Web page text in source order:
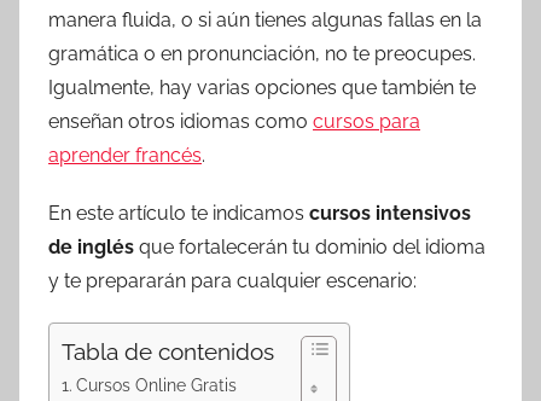
manera fluida, o si aún tienes algunas fallas en la
gramática o en pronunciación, no te preocupes.
Igualmente, hay varias opciones que también te
enseñan otros idiomas como cursos para
aprender francés.
En este artículo te indicamos cursos intensivos
de inglés que fortalecerán tu dominio del idioma
y te prepararán para cualquier escenario:
Tabla de contenidos
Cursos Online Gratis